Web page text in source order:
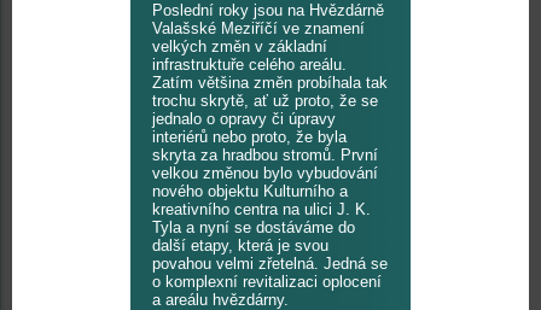
Poslední roky jsou na Hvězdárně
Valašské Meziříčí ve znamení
velkých změn v základní
infrastruktuře celého areálu.
Zatím většina změn probíhala tak
trochu skrytě, ať už proto, že se
jednalo o opravy či úpravy
interiérů nebo proto, že byla
skryta za hradbou stromů. První
velkou změnou bylo vybudování
nového objektu Kulturního a
kreativního centra na ulici J. K.
Tyla a nyní se dostáváme do
další etapy, která je svou
povahou velmi zřetelná. Jedná se
o komplexní revitalizaci oplocení
a areálu hvězdárny.